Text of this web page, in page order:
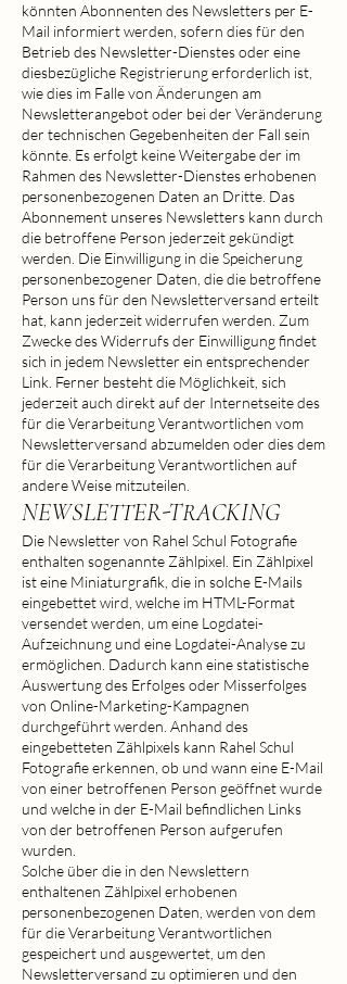
könnten Abonnenten des Newsletters per E-
Mail informiert werden, sofern dies für den
Betrieb des Newsletter-Dienstes oder eine
diesbezügliche Registrierung erforderlich ist,
wie dies im Falle von Änderungen am
Newsletterangebot oder bei der Veränderung
der technischen Gegebenheiten der Fall sein
könnte. Es erfolgt keine Weitergabe der im
Rahmen des Newsletter-Dienstes erhobenen
personenbezogenen Daten an Dritte. Das
Abonnement unseres Newsletters kann durch
die betroffene Person jederzeit gekündigt
werden. Die Einwilligung in die Speicherung
personenbezogener Daten, die die betroffene
Person uns für den Newsletterversand erteilt
hat, kann jederzeit widerrufen werden. Zum
Zwecke des Widerrufs der Einwilligung findet
sich in jedem Newsletter ein entsprechender
Link. Ferner besteht die Möglichkeit, sich
jederzeit auch direkt auf der Internetseite des
für die Verarbeitung Verantwortlichen vom
Newsletterversand abzumelden oder dies dem
für die Verarbeitung Verantwortlichen auf
andere Weise mitzuteilen.
NEWSLETTER-TRACKING
Die Newsletter von Rahel Schul Fotografie
enthalten sogenannte Zählpixel. Ein Zählpixel
ist eine Miniaturgrafik, die in solche E-Mails
eingebettet wird, welche im HTML-Format
versendet werden, um eine Logdatei-
Aufzeichnung und eine Logdatei-Analyse zu
ermöglichen. Dadurch kann eine statistische
Auswertung des Erfolges oder Misserfolges
von Online-Marketing-Kampagnen
durchgeführt werden. Anhand des
eingebetteten Zählpixels kann Rahel Schul
Fotografie erkennen, ob und wann eine E-Mail
von einer betroffenen Person geöffnet wurde
und welche in der E-Mail befindlichen Links
von der betroffenen Person aufgerufen
wurden.
Solche über die in den Newslettern
enthaltenen Zählpixel erhobenen
personenbezogenen Daten, werden von dem
für die Verarbeitung Verantwortlichen
gespeichert und ausgewertet, um den
Newsletterversand zu optimieren und den